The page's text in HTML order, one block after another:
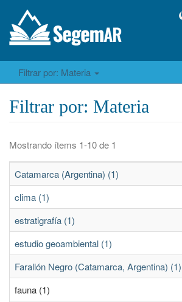
Filtrar por: Materia
Filtrar por: Materia
Mostrando ítems 1-10 de 1
Catamarca (Argentina) (1)
clima (1)
estratigrafía (1)
estudio geoambiental (1)
Farallón Negro (Catamarca, Argentina) (1)
fauna (1)